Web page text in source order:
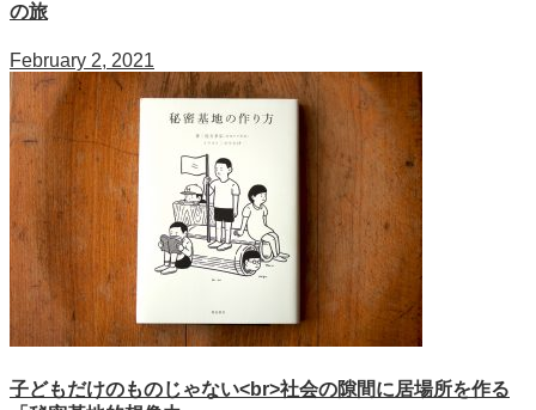
の旅
February 2, 2021
子どもだけのものじゃない<br>社会の隙間に居場所を作る